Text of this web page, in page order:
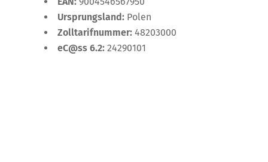
Ursprungsland: Polen
Zolltarifnummer: 48203000
eC@ss 6.2: 24290101